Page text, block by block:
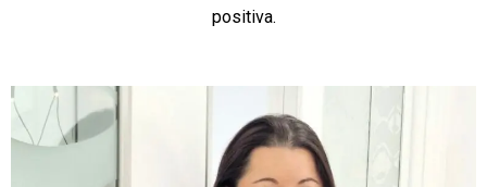
positiva.